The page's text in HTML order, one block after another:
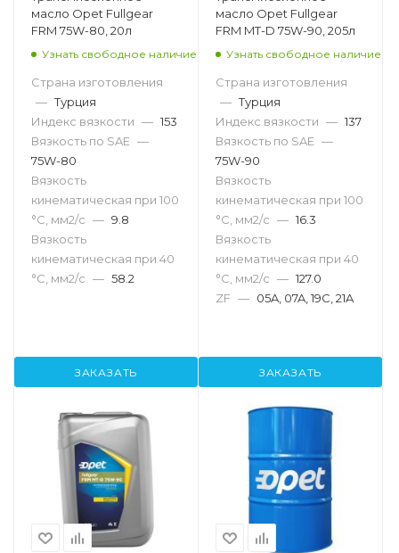
масло Opet Fullgear
FRM 75W-80, 20л
Узнать свободное наличие
Страна изготовления
— Турция
Индекс вязкости — 153
Вязкость по SAE —
75W-80
Вязкость
кинематическая при 100
°С, мм2/с — 9.8
Вязкость
кинематическая при 40
°С, мм2/с — 58.2
ЗАКАЗАТЬ
масло Opet Fullgear
FRM MT-D 75W-90, 205л
Узнать свободное наличие
Страна изготовления
— Турция
Индекс вязкости — 137
Вязкость по SAE —
75W-90
Вязкость
кинематическая при 100
°С, мм2/с — 16.3
Вязкость
кинематическая при 40
°С, мм2/с — 127.0
ZF — 05A, 07A, 19C, 21A
ЗАКАЗАТЬ